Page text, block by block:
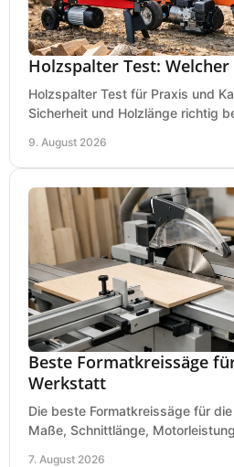
Holzspalter Test:
Holzspalter Test für Praxis und
Sicherheit und Holzlänge richtig
9. August 2026
Beste Formatkreissäge
Werkstatt
Die beste Formatkreissäge für
Maße, Schnittlänge,
7. August 2026